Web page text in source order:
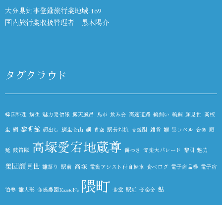
大分県知事登録旅行業地域-169
国内旅行業取扱管理者 黒木陽介
タグクラウド
韓国料理 鯛生 魅力発信隊 露天風呂 鳥市 飲み会 高速道路 鵜飼い 鵜飼 顔見世 高校
生 鯛 黎明館 顔出し 鯛生金山 麺 青空 駅長対抗 麦焼酎 雑貨 雛 黒ラベル 音楽 順
延 鼓笛隊 高塚愛宕地蔵尊 餅つき 音楽大パレード 黎明 魅力
集団顔見世 雛祭り 駅前 高塚 電動アシスト付自転車 食べログ 電子商品券 電子宿
泊券 雛人形 食感農園KazetoNe 隈町 食堂 駅近 音楽会 鮎